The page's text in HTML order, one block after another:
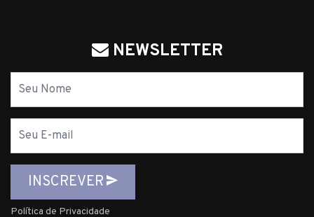
NEWSLETTER
mail
INSCREVER
Política de Privacidade